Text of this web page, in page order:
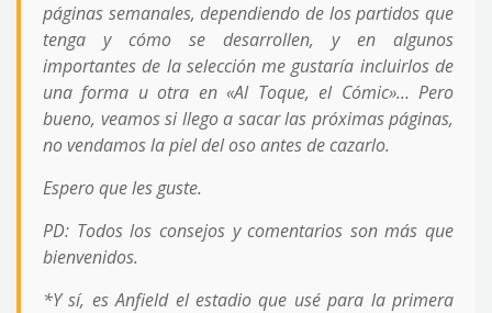
páginas semanales, dependiendo de los partidos que
tenga y cómo se desarrollen, y en algunos
importantes de la selección me gustaría incluirlos de
una forma u otra en «Al Toque, el Cómic»… Pero
bueno, veamos si llego a sacar las próximas páginas,
no vendamos la piel del oso antes de cazarlo.
Espero que les guste.
PD: Todos los consejos y comentarios son más que
bienvenidos.
*Y sí, es Anfield el estadio que usé para la primera